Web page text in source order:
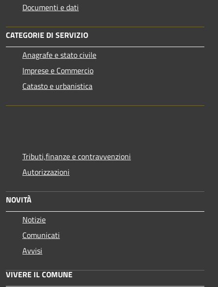
Documenti e dati
CATEGORIE DI SERVIZIO
Anagrafe e stato civile
Imprese e Commercio
Catasto e urbanistica
Tributi,finanze e contravvenzioni
Autorizzazioni
NOVITÀ
Notizie
Comunicati
Avvisi
VIVERE IL COMUNE